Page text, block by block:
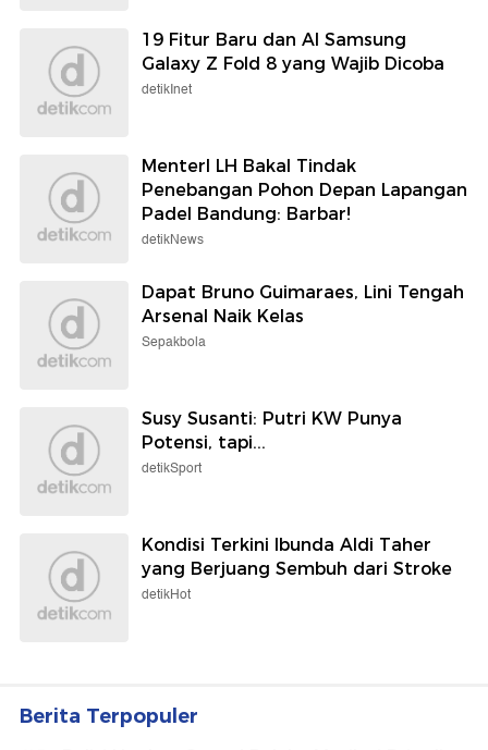
19 Fitur Baru dan AI Samsung
Galaxy Z Fold 8 yang Wajib Dicoba
detikInet
MenterI LH Bakal Tindak
Penebangan Pohon Depan Lapangan
Padel Bandung: Barbar!
detikNews
Dapat Bruno Guimaraes, Lini Tengah
Arsenal Naik Kelas
Sepakbola
Susy Susanti: Putri KW Punya
Potensi, tapi...
detikSport
Kondisi Terkini Ibunda Aldi Taher
yang Berjuang Sembuh dari Stroke
detikHot
Berita Terpopuler